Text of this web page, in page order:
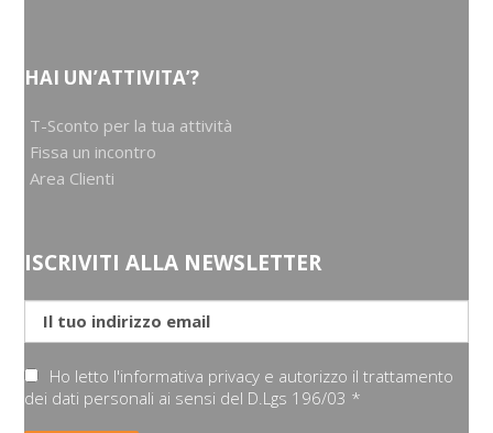
HAI UN’ATTIVITA’?
T-Sconto per la tua attività
Fissa un incontro
Area Clienti
ISCRIVITI ALLA NEWSLETTER
Ho letto l'informativa privacy e autorizzo il trattamento
dei dati personali ai sensi del D.Lgs 196/03 *